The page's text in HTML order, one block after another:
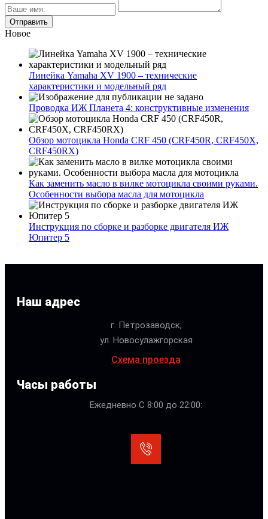
Новое
Линейка Yamaha XV 1900 – технические
характеристики и модельный ряд
Проводка ИЖ Планета 4: конструктивные изменения
Обзор мотоцикла Honda CRF 450 (CRF450R, CRF450X,
CRF450RX)
Как заменить масло в вилке мотоцикла своими руками.
Особенности выбора масла для мотоцикла
Инструкция по сборке и разборке двигателя ИЖ
Юпитер 5
Наш адрес
г. Петрозаводск,
ул. Новосулажгорская
Схема проезда
Часы работы
Ежедневно С 8:00 до 22:00: